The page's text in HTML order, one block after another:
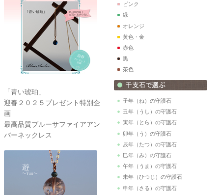
「青い琥珀」
迎春２０２５プレゼント特別企
画
最高品質ブルーサファイアアン
バーネックレス
ピンク
緑
オレンジ
黄色・金
赤色
黒
茶色
子年（ね）の守護石
丑年（うし）の守護石
寅年（とら）の守護石
卯年（う）の守護石
辰年（たつ）の守護石
巳年（み）の守護石
午年（うま）の守護石
未年（ひつじ）の守護石
申年（さる）の守護石